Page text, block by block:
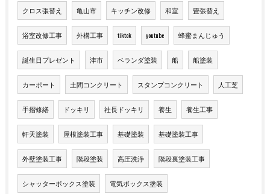
クロス張替え 亀山市 キッチン改修 和室 畳張替え
浴室改修工事 外構工事 tiktok youtube 蜂蜜まんじゅう
誕生日プレゼント 津市 ベランダ塗装 船 船塗装
カーポート 土間コンクリート スタンプコンクリート 人工芝
手摺修繕 ドッキリ 社長ドッキリ 養生 養生工事
軒天塗装 屋根塗装工事 基礎塗装 基礎塗装工事
外壁塗装工事 階段塗装 高圧洗浄 階段裏塗装工事
シャッターボックス塗装 電気ボックス塗装